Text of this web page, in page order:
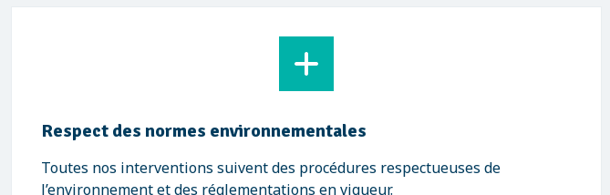
Respect des normes environnementales
Toutes nos interventions suivent des procédures respectueuses de
l’environnement et des réglementations en vigueur.